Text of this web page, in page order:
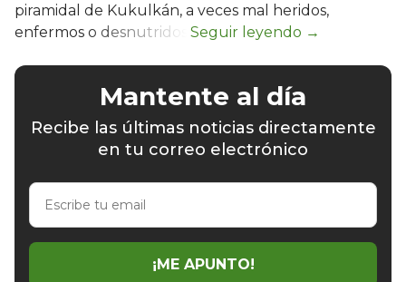
piramidal de Kukulkán, a veces mal heridos,
enfermos o desnutridos.
Mantente al día
Recibe las últimas noticias directamente
en tu correo electrónico
Escribe
email
¡ME APUNTO!